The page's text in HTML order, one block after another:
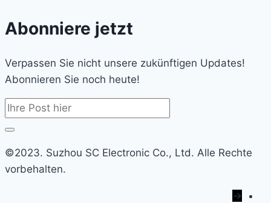
Abonniere jetzt
Verpassen Sie nicht unsere zukünftigen Updates!
Abonnieren Sie noch heute!
©2023. Suzhou SC Electronic Co., Ltd. Alle Rechte
vorbehalten.
→